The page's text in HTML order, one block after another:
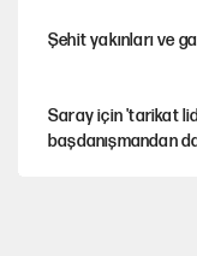
Şehit yakınları ve
Saray için 'tarikat
başdanışmandan